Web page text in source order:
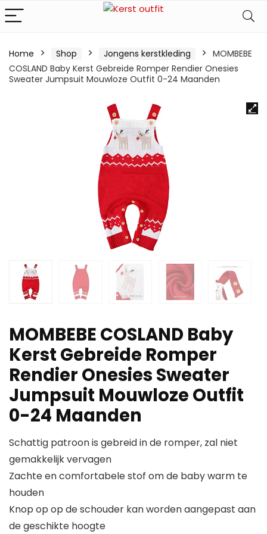
Home Shop Jongens kerstkleding
MOMBEBE
COSLAND Baby Kerst Gebreide Romper Rendier Onesies
Sweater Jumpsuit Mouwloze Outfit 0-24 Maanden
MOMBEBE COSLAND Baby
Kerst Gebreide Romper
Rendier Onesies Sweater
Jumpsuit Mouwloze Outfit
0-24 Maanden
Schattig patroon is gebreid in de romper, zal niet
gemakkelijk vervagen
Zachte en comfortabele stof om de baby warm te
houden
Knop op op de schouder kan worden aangepast aan
de geschikte hoogte